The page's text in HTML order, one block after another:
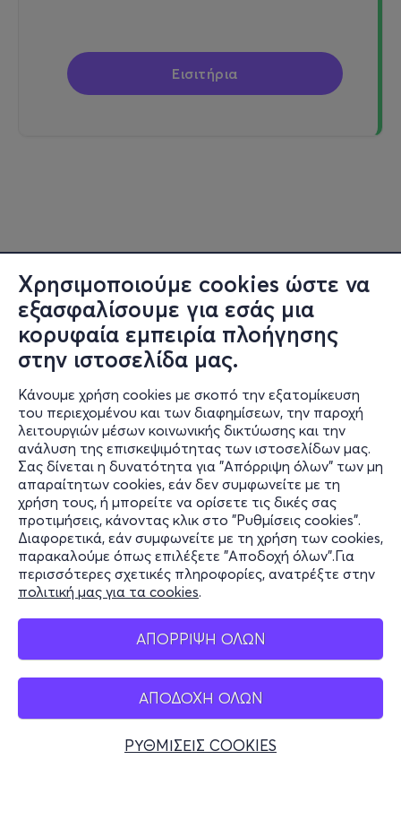
Χρησιμοποιούμε cookies ώστε να
εξασφαλίσουμε για εσάς μια
κορυφαία εμπειρία πλοήγησης
στην ιστοσελίδα μας.
Κάνουμε χρήση cookies με σκοπό την εξατομίκευση
του περιεχομένου και των διαφημίσεων, την παροχή
λειτουργιών μέσων κοινωνικής δικτύωσης και την
ανάλυση της επισκεψιμότητας των ιστοσελίδων μας.
Σας δίνεται η δυνατότητα για "Απόρριψη όλων" των μη
απαραίτητων cookies, εάν δεν συμφωνείτε με τη
χρήση τους, ή μπορείτε να ορίσετε τις δικές σας
προτιμήσεις, κάνοντας κλικ στο "Ρυθμίσεις cookies".
Διαφορετικά, εάν συμφωνείτε με τη χρήση των cookies,
παρακαλούμε όπως επιλέξετε "Αποδοχή όλων".Για
περισσότερες σχετικές πληροφορίες, ανατρέξτε στην
πολιτική μας για τα cookies.
ΑΠΟΡΡΙΨΗ ΟΛΩΝ
ΑΠΟΔΟΧΗ ΟΛΩΝ
ΡΥΘΜΙΣΕΙΣ COOKIES
Εισιτήρια
Πληροφορίες
Υποστήριξη
Stay Connected
Mobile app